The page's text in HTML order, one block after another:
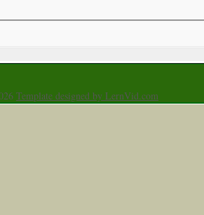
Template designed by LernVid.com